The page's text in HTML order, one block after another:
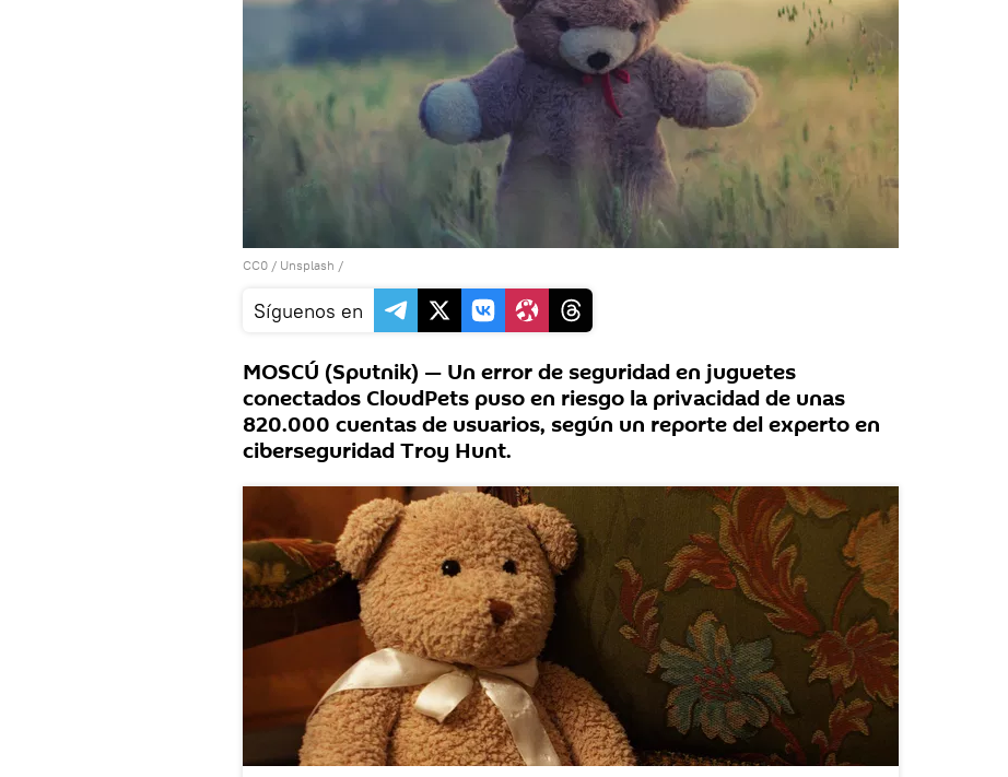
CC0 / Unsplash /
Síguenos en
MOSCÚ (Sputnik) — Un error de seguridad en juguetes
conectados CloudPets puso en riesgo la privacidad de unas
820.000 cuentas de usuarios, según un reporte del experto en
ciberseguridad Troy Hunt.